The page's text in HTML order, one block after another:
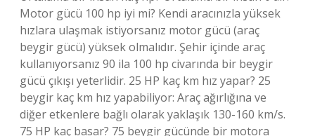
Motor gücü 100 hp iyi mi? Kendi aracınızla yüksek
hızlara ulaşmak istiyorsanız motor gücü (araç
beygir gücü) yüksek olmalıdır. Şehir içinde araç
kullanıyorsanız 90 ila 100 hp civarında bir beygir
gücü çıkışı yeterlidir. 25 HP kaç km hız yapar? 25
beygir kaç km hız yapabiliyor: Araç ağırlığına ve
diğer etkenlere bağlı olarak yaklaşık 130-160 km/s.
75 HP kaç basar? 75 beygir gücünde bir motora